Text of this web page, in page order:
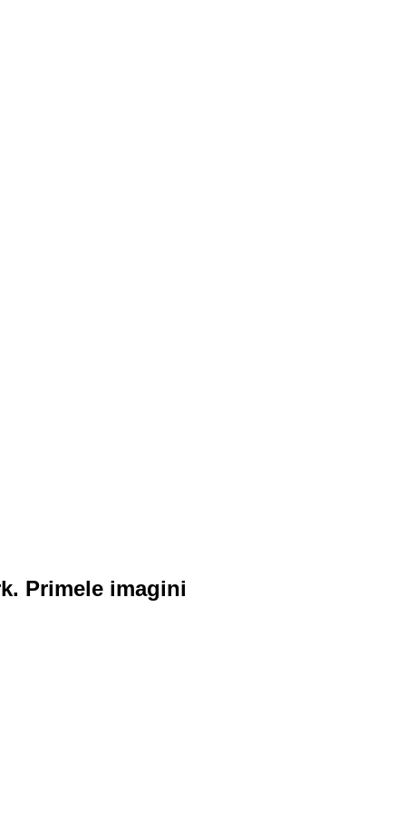
Primele imagini